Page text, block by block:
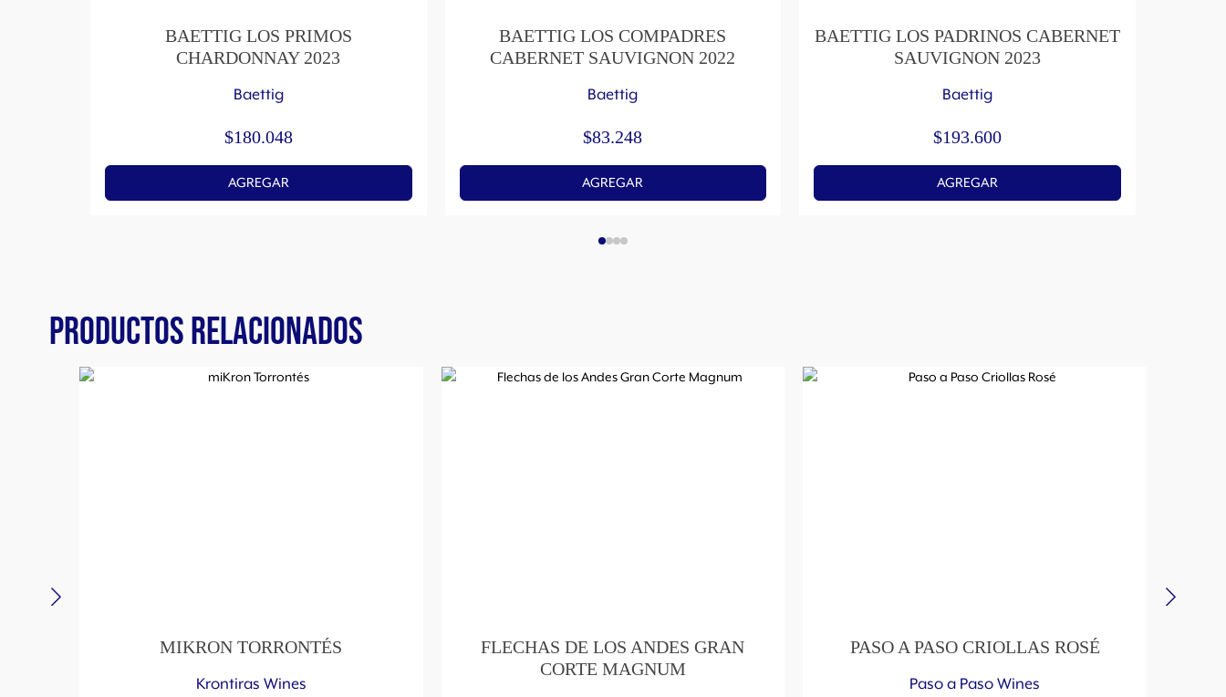
BAETTIG LOS PRIMOS
CHARDONNAY 2023
Baettig
$180.048
AGREGAR
BAETTIG LOS COMPADRES
CABERNET SAUVIGNON 2022
Baettig
$83.248
AGREGAR
BAETTIG LOS PADRINOS CABERNET
SAUVIGNON 2023
Baettig
$193.600
AGREGAR
PRODUCTOS RELACIONADOS
MIKRON TORRONTÉS
Krontiras Wines
FLECHAS DE LOS ANDES GRAN
CORTE MAGNUM
PASO A PASO CRIOLLAS ROSÉ
Paso a Paso Wines